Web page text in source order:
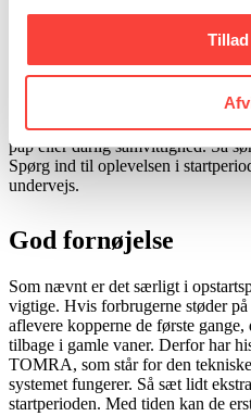
Det er svært at konkurrere med
pantkopper kan konkurrere på
ulemper ved en engangskop: den
Med andre ord kan pantkopperne
pap eller dårlig samvittighed. Så
Spørg ind til oplevelsen i
undervejs.
God fornøjelse
Som nævnt er det særligt i
vigtige. Hvis forbrugerne støder
aflevere kopperne de første
tilbage i gamle vaner. Derfor har
TOMRA, som står for den
systemet fungerer. Så sæt lidt
startperioden. Med tiden kan de